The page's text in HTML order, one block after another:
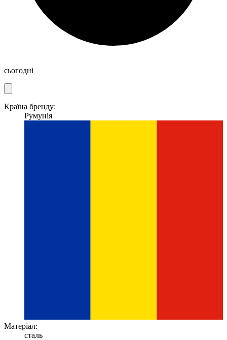
сьогодні
Країна бренду:
Румунія
Матеріал:
сталь